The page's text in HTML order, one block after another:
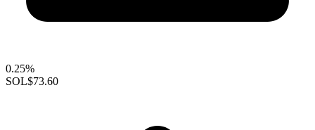
0.25%
SOL$73.60